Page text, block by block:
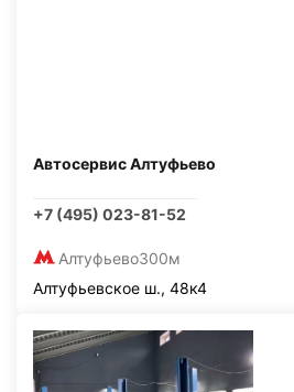
Автосервис Алтуфьево
+7 (495) 023-81-52
Алтуфьево300м
Алтуфьевское ш., 48к4